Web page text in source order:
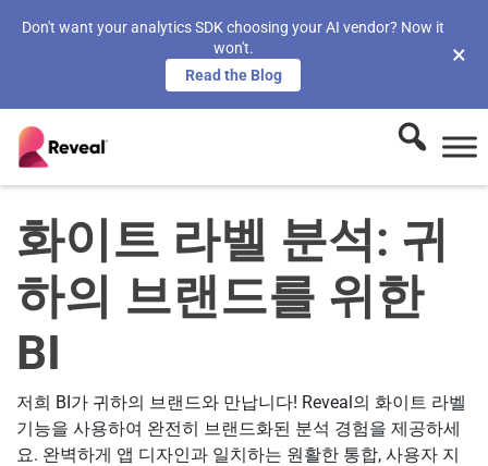
Don't want your analytics SDK choosing your AI vendor? Now it
won't.
Read the Blog
×
화이트 라벨 분석: 귀
하의 브랜드를 위한
BI
저희 BI가 귀하의 브랜드와 만납니다! Reveal의 화이트 라벨
기능을 사용하여 완전히 브랜드화된 분석 경험을 제공하세
요. 완벽하게 앱 디자인과 일치하는 원활한 통합, 사용자 지